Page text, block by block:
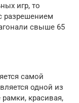
игр, то
разрешением
свыше 65
самой
одной из
красивая,